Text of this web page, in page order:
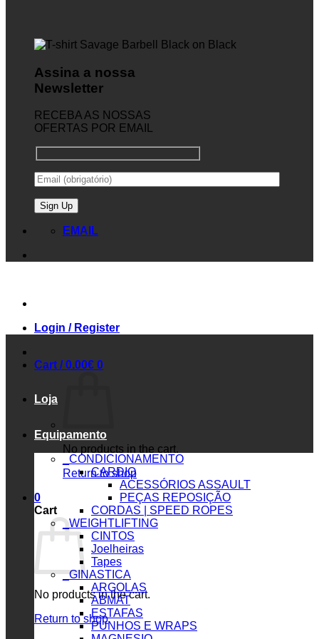
Assina a nossa
Newsletter
RECEBA AS NOSSAS
OFERTAS POR EMAIL
EMAIL
Login / Register
Cart /0.00€ 0
No products in the cart.
Return to shop
0
Cart
No products in the cart.
Return to shop
Loja
Equipamento
_CONDICIONAMENTO
CARDIO
ACESSÓRIOS ASSAULT
PEÇAS REPOSIÇÃO
CORDAS | SPEED ROPES
_WEIGHTLIFTING
CINTOS
Joelheiras
Tapes
_GINASTICA
ARGOLAS
ABMAT
ESTAFAS
PUNHOS E WRAPS